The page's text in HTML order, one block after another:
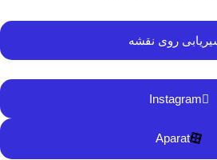
روی نقشه
Instagram
Aparat